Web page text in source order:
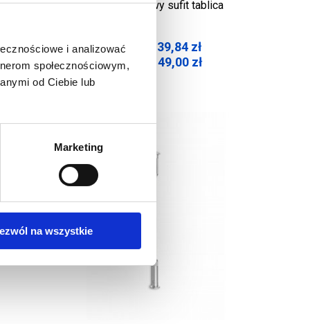
i analizować
społecznościowym,
od Ciebie lub
Marketing
na wszystkie
System linkowy sufit tablica
Cena netto: 39,84 zł
Cena brutto: 49,00 zł